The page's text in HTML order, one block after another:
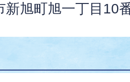
新旭町旭一丁目10